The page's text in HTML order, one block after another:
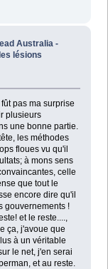
Australia -
lésions
pas ma surprise
plusieurs
une bonne partie.
les méthodes
floues vu qu'il
à mons sens
celle
que tout le
encore dire qu'il
gouvernements !
et le reste....,
ça, j'avoue que
à un véritable
le net, j'en serai
et au reste.